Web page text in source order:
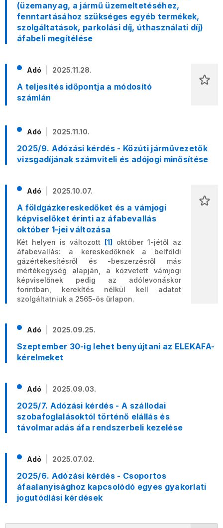
(üzemanyag, a jármű üzemeltetéséhez,
fenntartásához szükséges egyéb termékek,
szolgáltatások, parkolási díj, úthasználati díj)
áfabeli megítélése
Adó 2025.11.28.
A teljesítés időpontja a módosító
számlán
Adó 2025.11.10.
2025/9. Adózási kérdés - Közúti járművezetők
vizsgadíjának számviteli és adójogi minősítése
Adó 2025.10.07.
A földgázkereskedőket és a vámjogi
képviselőket érinti az áfabevallás
október 1-jei változása
Két helyen is változott [1]
október 1-jétől az
áfabevallás: a kereskedőknek a belföldi
gázértékesítésről és -beszerzésről más
mértékegység alapján, a közvetett vámjogi
képviselőnek pedig az adólevonáskor
forintban, kerekítés nélkül kell adatot
szolgáltatniuk a 2565-ös űrlapon.
Adó 2025.09.25.
Szeptember 30-ig lehet benyújtani az ELEKAFA-
kérelmeket
Adó 2025.09.03.
2025/7. Adózási kérdés - A szállodai
szobafoglalásoktól történő elállás és
távolmaradás áfa rendszerbeli kezelése
Adó 2025.07.02.
2025/6. Adózási kérdés - Csoportos
áfaalanyisághoz kapcsolódó egyes gyakorlati
jogutódlási kérdések